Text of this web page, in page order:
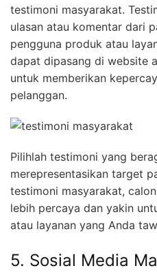
testimoni masyarakat.
ulasan atau komentar dari
pengguna produk atau
dapat dipasang di website
untuk memberikan
pelanggan.
Pilihlah testimoni yang
merepresentasikan target
testimoni masyarakat,
lebih percaya dan yakin
atau layanan yang Anda
5. Sosial Media